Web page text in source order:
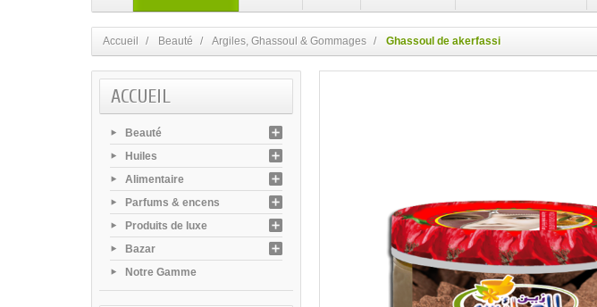
Accueil Beauté Argiles, Ghassoul & Gommages Ghassoul de akerfassi
ACCUEIL
Beauté
Huiles
Alimentaire
Parfums & encens
Produits de luxe
Bazar
Notre Gamme